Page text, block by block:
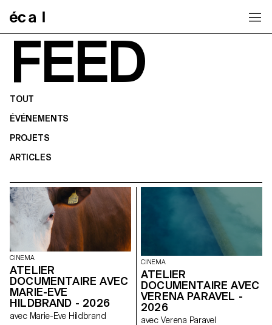
FEED
TOUT
ÉVÉNEMENTS
PROJETS
ARTICLES
CINEMA
ATELIER
DOCUMENTAIRE AVEC
MARIE-EVE
HILDBRAND - 2026
avec Marie-Eve Hildbrand
CINEMA
ATELIER
DOCUMENTAIRE AVEC
VERENA PARAVEL -
2026
avec Verena Paravel